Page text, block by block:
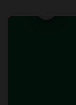
Santa Fe:
porque